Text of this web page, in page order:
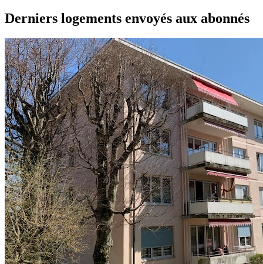
Derniers logements envoyés aux abonnés